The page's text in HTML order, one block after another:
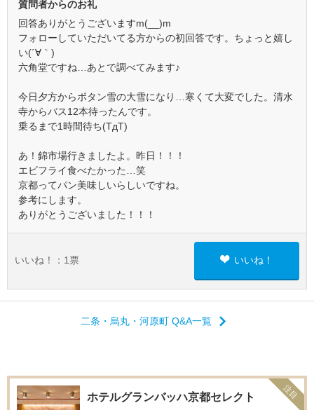
質問者からのお礼
回答ありがとうございますm(__)m
フォローしていただいてる方からの初回答です。ちょっと嬉し
い(´∀｀)
六角堂ですね…あとで調べてみます♪
今日夕方からボタン雪の大雪になり…寒くて大変でした。清水
寺からバス12本待ったんです。
乗るまで1時間待ち(TдT)
あ！錦市場行きましたよ。昨日！！！
エビフライ食べたかった…笑
京都ってパン美味しいらしいですね。
参考にします。
ありがとうございました！！！
いいね！： 1 票 いいね！
二条・烏丸・河原町 Q&A一覧
ホテルグランバッハ京都セレクト
注目